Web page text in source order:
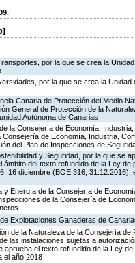
por la que se crea la
por la que se crea la Unidad
Canaria de Protección del Medio
General de Protección de la
Autónoma de Canarias
la Consejería de Economía,
de Economía, Industria,
del Plan de Inspecciones de
y Seguridad, por la que se
del texto refundido de la Ley
16 diciembre (BOE 316, 31.12.2016),
Energía de la Consejería de
de la Consejería de
Explotaciones Ganaderas de
de la Naturaleza de la Consejería de
las instalaciones sujetas a
el texto refundido de la Ley
el año 2018